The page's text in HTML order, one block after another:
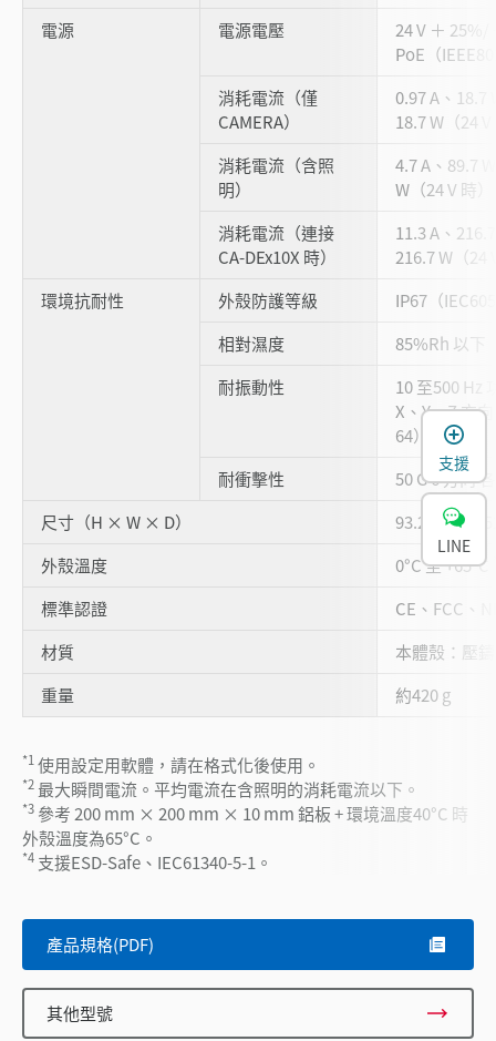
電源 電源電壓
24 V ＋ 25%/
PoE（
消耗電流（僅
CAMERA）
0.97 A、18.7
18.7 W（24
消耗電流（含照
明）
4.7 A、89.7
W（24 V 時）
消耗電流（連接
CA-DEx10X 時）
11.3 A、
216.7 W（24
環境抗耐性
外殼防護等級
IP67（
相對濕度
85%Rh 以下
耐振動性
10 至500 Hz
X、Y、Z 方
64）
耐衝擊性
50 G 6 方向
尺寸（H × W × D）
93.2 mm ×
外殼溫度
0°C 至 +65°C
標準認證
CE、FCC、
材質
本體殼：壓
重量
約420 g
*1 使用設定用軟體，請在格式化後使用。
*2 最大瞬間電流。平均電流在含照明的消耗電流以下。
*3 參考 200 mm × 200 mm × 10 mm 鋁板 + 環境溫度40°C 時
外殼溫度為65°C。
*4 支援ESD-Safe、IEC61340-5-1。
產品規格(PDF)
其他型號
支援
LINE